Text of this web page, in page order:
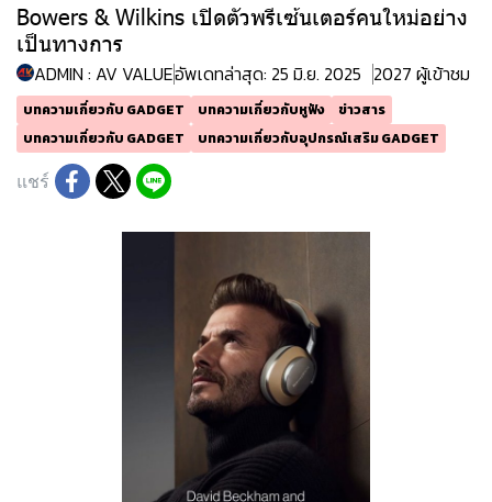
Bowers & Wilkins เปิดตัวพรีเซ้นเตอร์คนใหม่อย่าง
เป็นทางการ
ADMIN : AV VALUEอัพเดทล่าสุด: 25 มิ.ย. 2025 2027 ผู้เข้าชม
บทความเกี่ยวกับ GADGET บทความเกี่ยวกับหูฟัง
ข่าวสาร
บทความเกี่ยวกับ GADGET
บทความเกี่ยวกับอุปกรณ์เสริม GADGET
แชร์